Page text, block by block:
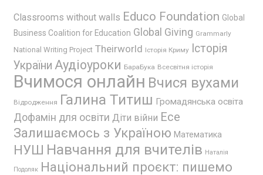
Classrooms without walls Educo Foundation Global
Business Coalition for Education Global Giving Grammarly
National Writing Project Theirworld Історія Криму
Історія
України Аудіоуроки БараБука Всесвітня історія
Вчимося онлайн Вчися вухами
Відродження Галина Титиш Громадянська освіта
Дофамін для освіти Діти війни Есе
Залишаємось з Україною Математика
НУШ Навчання для вчителів Наталія
Подоляк Національний проєкт: пишемо